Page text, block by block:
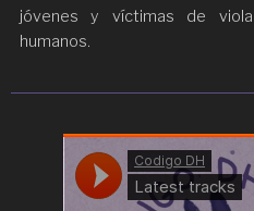
jóvenes y víctimas de
humanos.